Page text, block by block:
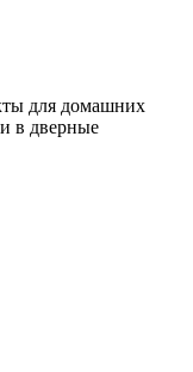
для домашних
в дверные